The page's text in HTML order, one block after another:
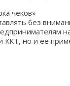
чеков»
без
ККТ, но и ее